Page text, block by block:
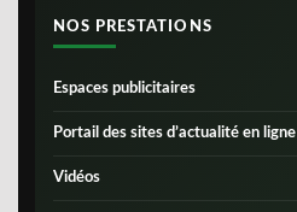
NOS PRESTATIONS
Espaces publicitaires
Portail des sites d’actualité en ligne
Vidéos